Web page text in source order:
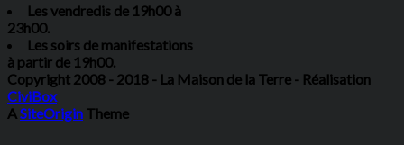
Les vendredis de 19h00 à
23h00.
Les soirs de manifestations
à partir de 19h00.
Copyright 2008 - 2018 - La Maison de la Terre - Réalisation
CiviBox
ASiteOrigin Theme